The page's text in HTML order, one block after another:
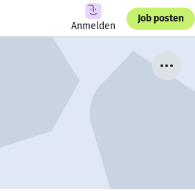
Anmelden
Job posten